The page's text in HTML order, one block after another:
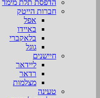
הדפסת תלת מימד
חברות הייטק
אפל
באיידו
בלאקברי
גוגל
חיישנים
ליידאר
רדאר
מצלמות
טעינה